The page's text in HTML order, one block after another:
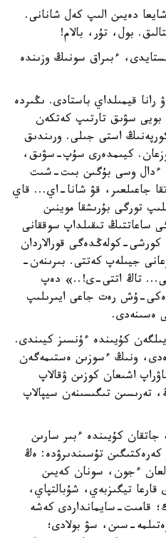
دەيىن الىپ كەل شانانى.
بول، تۇر، بالام!
ءبىراق سونىڭ وزىندە
رانا قيمىلداي باستادى. ىڭىردە
بويى سۋىق تارتىپ كەتكەن
استى جىلى. ورىندىق
كيىمدەرى سۇپ-سۋىق،
ءدال وسى بۇگىن بىت-شىت
جاعىلعىر، قۋ شانا-اي... قاي
تورگى بۇرىشقا موينىن
ساعاتتىڭ تىقىلداپ سوققانى
كولەڭدەگى قورالاردان
جيىلەپ كەتتى. بىرىنەن-
تاڭ اتتى-ى!..» دەپ
ۇش رەت جاعى ايىرىلىپ
ەسىنەدى.
كۇيىندە ءۇنسىز كيىندى.
ونىڭ ءسوزىن ەستىمەگەن
اشىعان كوزىن ۋقالاپ
تەرىسىن تىگىسىنەن سيپالاپ
كۇيىندە ءبىر سارىن
تۇسىندىرۋدە: ەڭ
ءجون، سونان كەيىن
تيگىزبەي، شۇبالتپاي،
قامىت-سايمانداردى كەشە
سىن، سۋ بولادى؛